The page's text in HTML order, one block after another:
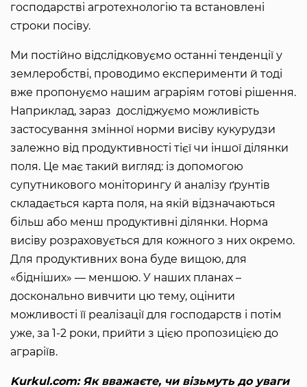
господарстві агротехнологію та встановлені
строки посіву.
Ми постійно відслідковуємо останні тенденції у
землеробстві, проводимо експерименти й тоді
вже пропонуємо нашим аграріям готові рішення.
Наприклад, зараз досліджуємо можливість
застосування змінної норми висіву кукурудзи
залежно від продуктивності тієї чи іншої ділянки
поля. Це має такий вигляд: із допомогою
супутникового моніторингу й аналізу ґрунтів
складається карта поля, на якій відзначаються
більш або менш продуктивні ділянки. Норма
висіву розраховується для кожного з них окремо.
Для продуктивних вона буде вищою, для
«бідніших» — меншою. У наших планах –
досконально вивчити цю тему, оцінити
можливості її реалізації для господарств і потім
уже, за 1-2 роки, прийти з цією пропозицією до
аграріїв.
Kurkul.com: Як вважаєте, чи візьмуть до уваги